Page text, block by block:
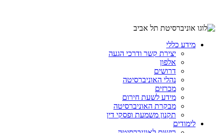
מידע כללי
יצירת קשר ודרכי הגעה
אלפון
דרושים
נהלי האוניברסיטה
מכרזים
מידע לשעת חירום
מבקרת האוניברסיטה
תקנון משמעת ופסקי דין
לימודים